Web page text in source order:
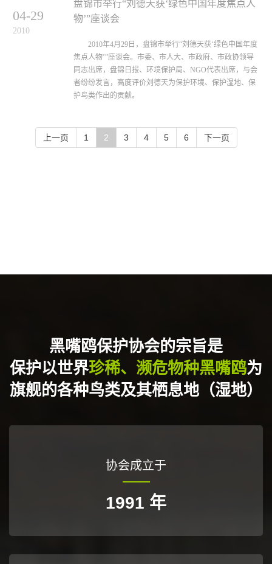
盘锦市举行“刘德天获‘绿色中国年度焦点人
物’”座谈会
04-29
2010
2010年4月29日，盘锦市举行“刘德天获‘绿色中国年度
焦点人物’”座谈会。市委、市人大、市政府、市政协领导
同志出席，盘锦日报、环境保护局、NGO代表出席，与会
者纷纷发言，高度评价刘德天为保护环境、保护湿地、保
护鸟类作出的贡献。
上一页 1 2 3 4 5 6 下一页
黑嘴鸥保护协会的宗旨是
保护以世界珍稀、濒危物种黑嘴鸥为
旗舰的各种鸟类及其栖息地（湿地）
协会成立于
1991 年